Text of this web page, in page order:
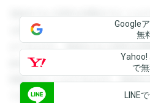
登録すると回答を閲覧すること
を閲覧することができます。登
ができます。登録すると回答を
録すると回答を閲覧することが
閲覧することができます。登録
できます。登録すると回答を閲
Google
無
Yahoo!
で
LINE